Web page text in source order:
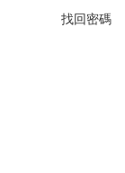
找回密碼